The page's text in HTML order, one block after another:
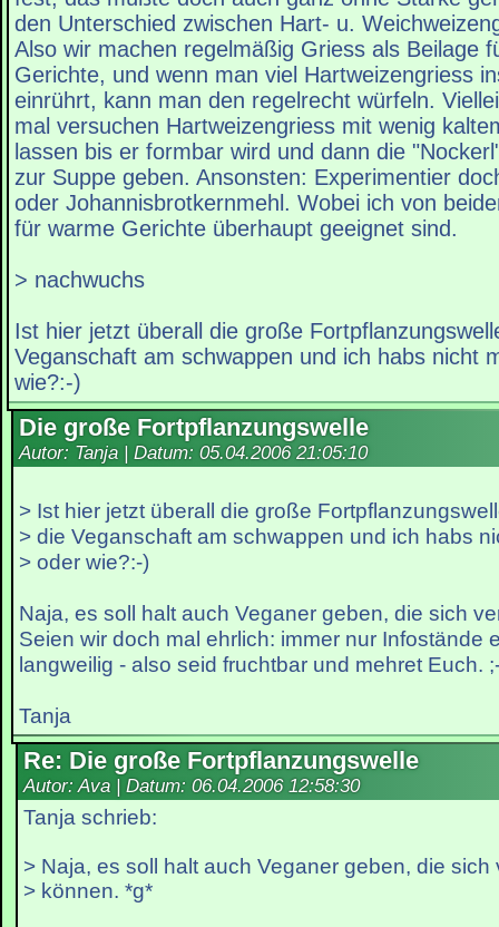
den Unterschied zwischen Hart- u.
Also wir machen regelmäßig Griess als Beilage
Gerichte, und wenn man viel Hartweizengriess
einrührt, kann man den regelrecht würfeln.
mal versuchen Hartweizengriess mit wenig
lassen bis er formbar wird und dann die
zur Suppe geben. Ansonsten: Experimentier
oder Johannisbrotkernmehl. Wobei ich von
für warme Gerichte überhaupt geeignet sind.
> nachwuchs
Ist hier jetzt überall die große
Veganschaft am schwappen und ich habs nicht
wie?:-)
Die große Fortpflanzungswelle
Autor: Tanja | Datum: 05.04.2006 21:05:10
> Ist hier jetzt überall die große
> die Veganschaft am schwappen und ich habs
> oder wie?:-)
Naja, es soll halt auch Veganer geben, die sich
Seien wir doch mal ehrlich: immer nur Infostände
langweilig - also seid fruchtbar und mehret Euch.
Tanja
Re: Die große Fortpflanzungswelle
Autor: Ava | Datum: 06.04.2006 12:58:30
Tanja schrieb:
> Naja, es soll halt auch Veganer geben, die sich
> können. *g*